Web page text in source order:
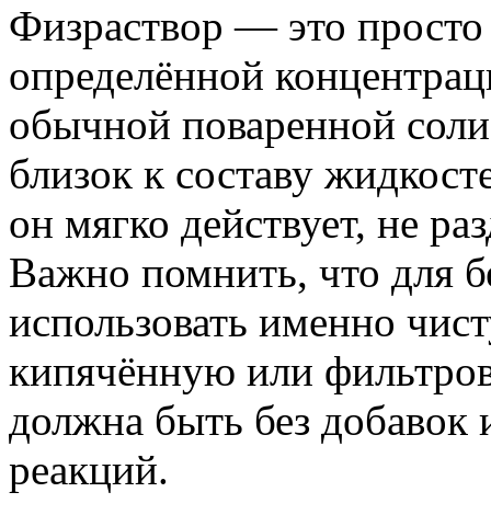
Физраствор — это просто
определённой
обычной поваренной
близок к составу
он мягко действует, не
Важно помнить, что для
использовать именно
кипячённую или
должна быть без
реакций.